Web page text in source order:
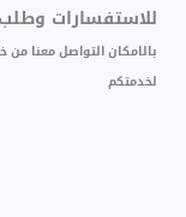
للاستفسارات
بالامكان التواصل معنا
لخدمتكم